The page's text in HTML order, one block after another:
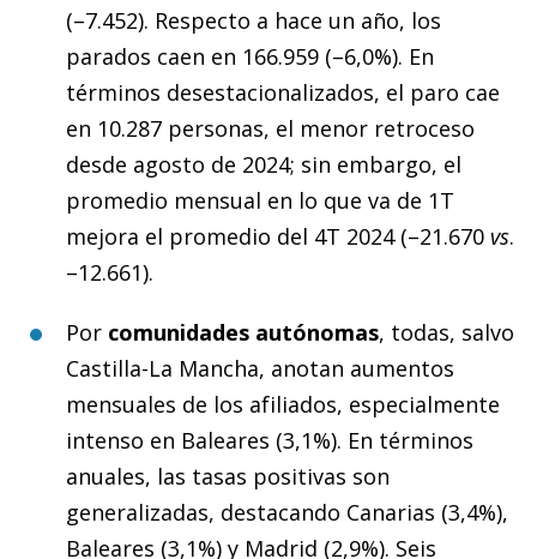
(–7.452). Respecto a hace un año, los
parados caen en 166.959 (–6,0%). En
términos desestacionalizados, el paro cae
en 10.287 personas, el menor retroceso
desde agosto de 2024; sin embargo, el
promedio mensual en lo que va de 1T
mejora el promedio del 4T 2024 (–21.670 vs.
–12.661).
Por comunidades autónomas, todas, salvo
Castilla-La Mancha, anotan aumentos
mensuales de los afiliados, especialmente
intenso en Baleares (3,1%). En términos
anuales, las tasas positivas son
generalizadas, destacando Canarias (3,4%),
Baleares (3,1%) y Madrid (2,9%). Seis